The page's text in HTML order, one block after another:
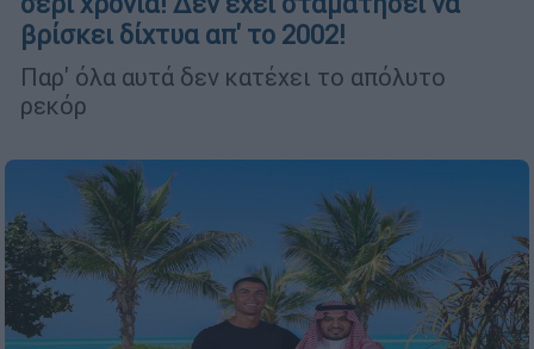
βρίσκει δίχτυα απ' το 2002!
Παρ' όλα αυτά δεν κατέχει το απόλυτο
ρεκόρ